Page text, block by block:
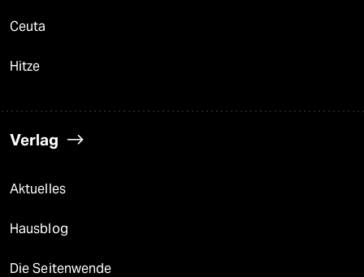
Ceuta
Hitze
Verlag
Aktuelles
Hausblog
Die Seitenwende